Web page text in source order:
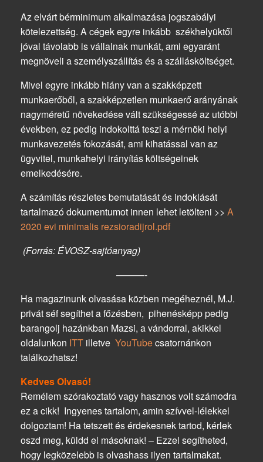
Az elvárt bérminimum alkalmazása jogszabályi
kötelezettség. A cégek egyre inkább székhelyüktől
jóval távolabb is vállalnak munkát, ami egyaránt
megnöveli a személyszállítás és a szállásköltséget.
Mivel egyre inkább hiány van a szakképzett
munkaerőből, a szakképzetlen munkaerő arányának
nagyméretű növekedése vált szükségessé az utóbbi
években, ez pedig indokolttá teszi a mérnöki helyi
munkavezetés fokozását, ami kihatással van az
ügyvitel, munkahelyi irányítás költségeinek
emelkedésére.
A számítás részletes bemutatását és indoklását
tartalmazó dokumentumot innen lehet letölteni >> A
2020 evi minimalis rezsioradijrol.pdf
(Forrás: ÉVOSZ-sajtóanyag)
———-
Ha magazinunk olvasása közben megéheznél, M.J.
privát séf segíthet a főzésben, pihenésképp pedig
barangolj hazánkban Mazsi, a vándorral, akikkel
oldalunkon ITT illetve YouTubecsatornánkon
találkozhatsz!
Kedves Olvasó!
Remélem szórakoztató vagy hasznos volt számodra
ez a cikk! Ingyenes tartalom, amin szívvel-lélekkel
dolgoztam! Ha tetszett és érdekesnek tartod, kérlek
oszd meg, küldd el másoknak! – Ezzel segítheted,
hogy legközelebb is olvashass ilyen tartalmakat.